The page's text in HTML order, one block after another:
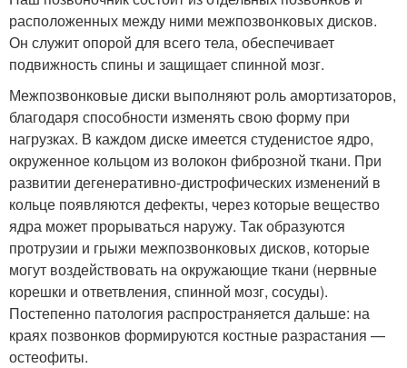
расположенных между ними межпозвонковых дисков.
Он служит опорой для всего тела, обеспечивает
подвижность спины и защищает спинной мозг.
Межпозвонковые диски выполняют роль амортизаторов,
благодаря способности изменять свою форму при
нагрузках. В каждом диске имеется студенистое ядро,
окруженное кольцом из волокон фиброзной ткани. При
развитии дегенеративно-дистрофических изменений в
кольце появляются дефекты, через которые вещество
ядра может прорываться наружу. Так образуются
протрузии и грыжи межпозвонковых дисков, которые
могут воздействовать на окружающие ткани (нервные
корешки и ответвления, спинной мозг, сосуды).
Постепенно патология распространяется дальше: на
краях позвонков формируются костные разрастания —
остеофиты.